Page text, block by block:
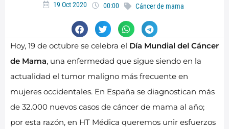
19 Oct 2020 00:00 Cáncer de mama
Hoy, 19 de octubre se celebra el Día Mundial del Cáncer
de Mama, una enfermedad que sigue siendo en la
actualidad el tumor maligno más frecuente en
mujeres occidentales. En España se diagnostican más
de 32.000 nuevos casos de cáncer de mama al año;
por esta razón, en HT Médica queremos unir esfuerzos